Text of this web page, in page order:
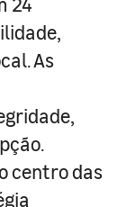
As
centro das